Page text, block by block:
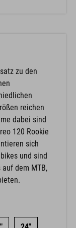
zu den
reichen
dabei sind
120 Rookie
sich
und sind
dem MTB,